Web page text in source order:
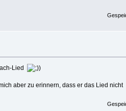
Lied
)
aber zu erinnern, dass er das Lied nicht